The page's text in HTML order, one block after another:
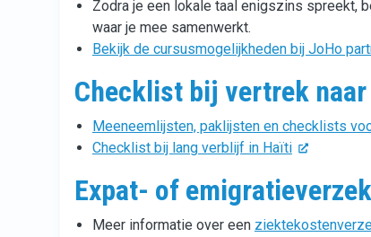
Zodra je een lokale taal enigszins spreekt,
waar je mee samenwerkt.
Bekijk de cursusmogelijkheden bij JoHo
Checklist bij vertrek
Meeneemlijsten, paklijsten en checklists
Checklist bij lang verblijf in Haïti
Expat- of
Meer informatie over een